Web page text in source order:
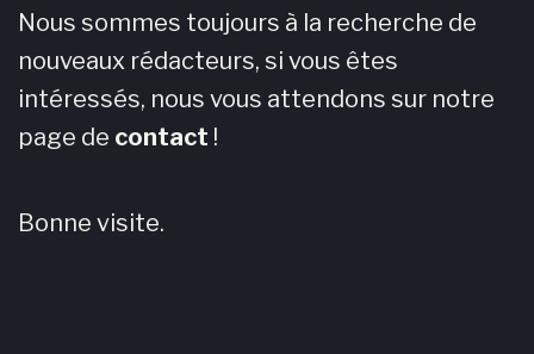
Nous sommes toujours à la recherche de
nouveaux rédacteurs, si vous êtes
intéressés, nous vous attendons sur notre
page de contact !
Bonne visite.